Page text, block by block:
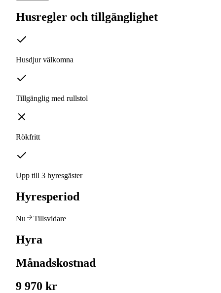
Husregler och tillgänglighet
Husdjur välkomna
Tillgänglig med rullstol
Rökfritt
Upp till 3 hyresgäster
Hyresperiod
Nu Tillsvidare
Hyra
Månadskostnad
9 970 kr